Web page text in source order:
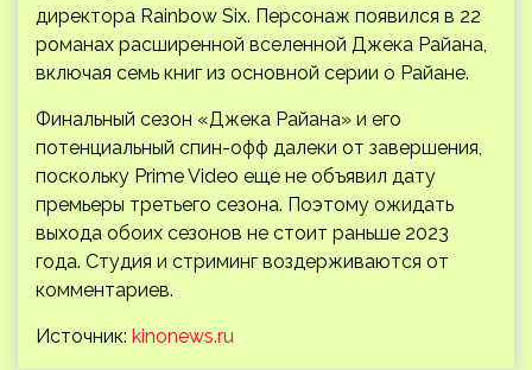
директора Rainbow Six. Персонаж появился в 22
романах расширенной вселенной Джека Райана,
включая семь книг из основной серии о Райане.
Финальный сезон «Джека Райана» и его
потенциальный спин-офф далеки от завершения,
поскольку Prime Video еще не объявил дату
премьеры третьего сезона. Поэтому ожидать
выхода обоих сезонов не стоит раньше 2023
года. Студия и стриминг воздерживаются от
комментариев.
Источник: kinonews.ru